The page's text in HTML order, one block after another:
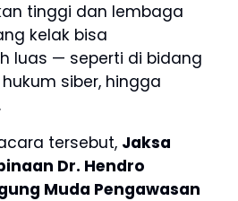
tinggi dan lembaga
kelak bisa
luas — seperti di bidang
siber, hingga
tersebut, Jaksa
Dr. Hendro
Muda Pengawasan